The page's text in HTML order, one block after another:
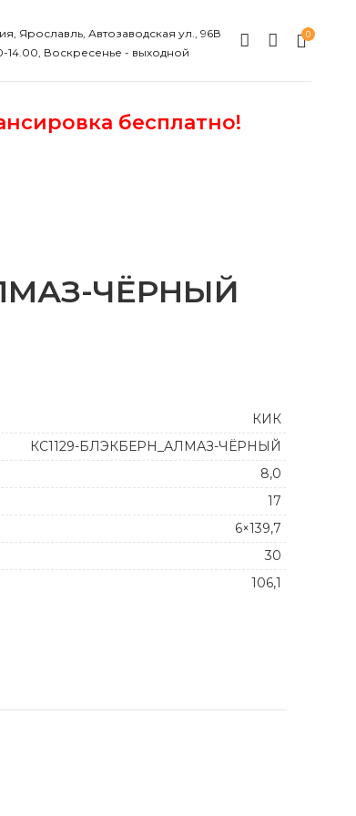
Ярославль, Автозаводская ул., 96В
14.00, Воскресенье - выходной
0
бесплатно!
ЧЁРНЫЙ
КИК
КС1129-БЛЭКБЕРН_АЛМАЗ-ЧЁРНЫЙ
8,0
17
6×139,7
30
106,1